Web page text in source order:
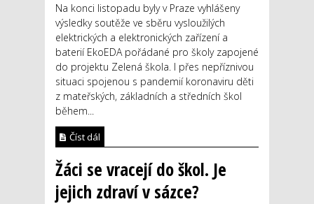
Na konci listopadu byly v Praze vyhlášeny
výsledky soutěže ve sběru vysloužilých
elektrických a elektronických zařízení a
baterií EkoEDA pořádané pro školy zapojené
do projektu Zelená škola. I přes nepříznivou
situaci spojenou s pandemií koronaviru děti
z mateřských, základních a středních škol
během...
Číst dál
Žáci se vracejí do škol. Je
jejich zdraví v sázce?